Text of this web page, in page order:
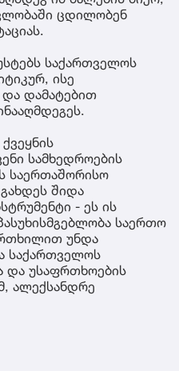
ცდილობენ
საქართველოს
ისე
დამატებით
სამხედროების
საერთაშორისო
შიდა
- ეს ის
საერთო
უნდა
საქართველოს
და უსაფრთხოების
ალექსანდრე